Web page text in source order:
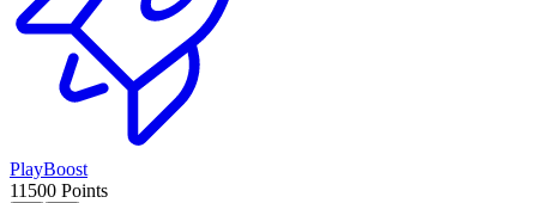
PlayBoost
11500 Points